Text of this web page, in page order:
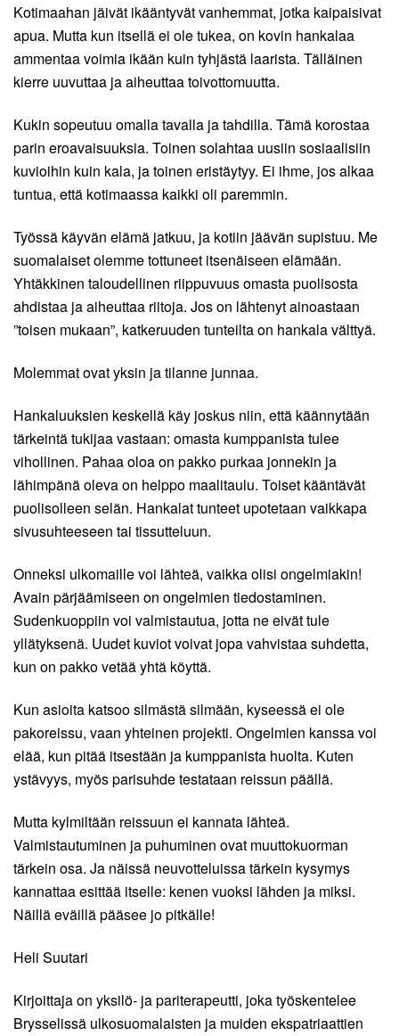
Kotimaahan jäivät ikääntyvät vanhemmat, jotka kaipaisivat
apua. Mutta kun itsellä ei ole tukea, on kovin hankalaa
ammentaa voimia ikään kuin tyhjästä laarista. Tälläinen
kierre uuvuttaa ja aiheuttaa toivottomuutta.
Kukin sopeutuu omalla tavalla ja tahdilla. Tämä korostaa
parin eroavaisuuksia. Toinen solahtaa uusiin sosiaalisiin
kuvioihin kuin kala, ja toinen eristäytyy. Ei ihme, jos alkaa
tuntua, että kotimaassa kaikki oli paremmin.
Työssä käyvän elämä jatkuu, ja kotiin jäävän supistuu. Me
suomalaiset olemme tottuneet itsenäiseen elämään.
Yhtäkkinen taloudellinen riippuvuus omasta puolisosta
ahdistaa ja aiheuttaa riitoja. Jos on lähtenyt ainoastaan
”toisen mukaan”, katkeruuden tunteilta on hankala välttyä.
Molemmat ovat yksin ja tilanne junnaa.
Hankaluuksien keskellä käy joskus niin, että käännytään
tärkeintä tukijaa vastaan: omasta kumppanista tulee
vihollinen. Pahaa oloa on pakko purkaa jonnekin ja
lähimpänä oleva on helppo maalitaulu. Toiset kääntävät
puolisolleen selän. Hankalat tunteet upotetaan vaikkapa
sivusuhteeseen tai tissutteluun.
Onneksi ulkomaille voi lähteä, vaikka olisi ongelmiakin!
Avain pärjäämiseen on ongelmien tiedostaminen.
Sudenkuoppiin voi valmistautua, jotta ne eivät tule
yllätyksenä. Uudet kuviot voivat jopa vahvistaa suhdetta,
kun on pakko vetää yhtä köyttä.
Kun asioita katsoo silmästä silmään, kyseessä ei ole
pakoreissu, vaan yhteinen projekti. Ongelmien kanssa voi
elää, kun pitää itsestään ja kumppanista huolta. Kuten
ystävyys, myös parisuhde testataan reissun päällä.
Mutta kylmiltään reissuun ei kannata lähteä.
Valmistautuminen ja puhuminen ovat muuttokuorman
tärkein osa. Ja näissä neuvotteluissa tärkein kysymys
kannattaa esittää itselle: kenen vuoksi lähden ja miksi.
Näillä eväillä pääsee jo pitkälle!
Heli Suutari
Kirjoittaja on yksilö- ja pariterapeutti, joka työskentelee
Brysselissä ulkosuomalaisten ja muiden ekspatriaattien